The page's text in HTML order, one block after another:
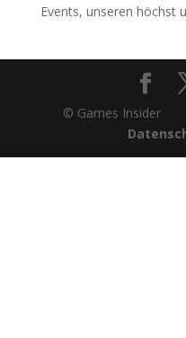
Events, unseren höchst
© Games Insider